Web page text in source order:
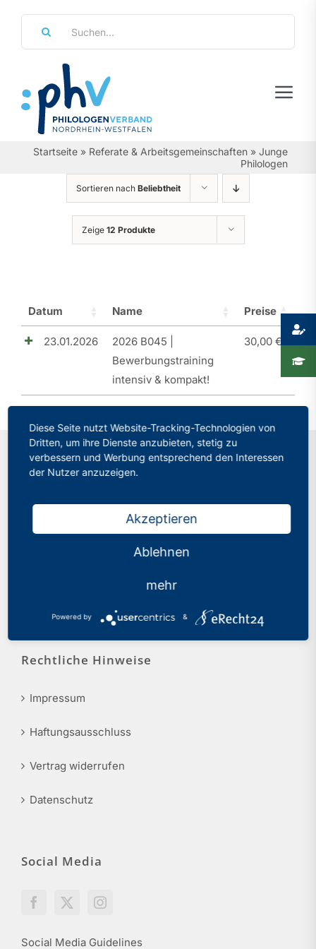
springen
Regierungsbezirke
Personalräte
Über Uns
Referate & Arbeitsgemeinschaften
Leistungen & Service
Presse
Recht
Startseite » Referate & Arbeitsgemeinschaften » Junge
Philologen
Sortieren nach Beliebtheit
Zeige 12 Produkte
Datum Name Preise
23.01.2026
2026 B045 |
Bewerbungstraining
intensiv & kompakt!
30,00 €
Kontakt
Philologenverband Nordrhein-Westfalen
Graf-Adolf-Str. 84
Rechtliche Hinweise
Impressum
Haftungsausschluss
Vertrag widerrufen
Datenschutz
Social Media
Social Media Guidelines
Diese Seite nutzt Website-Tracking-Technologien von
Dritten, um ihre Dienste anzubieten, stetig zu
verbessern und Werbung entsprechend den Interessen
der Nutzer anzuzeigen.
Akzeptieren
Ablehnen
mehr
Powered by &